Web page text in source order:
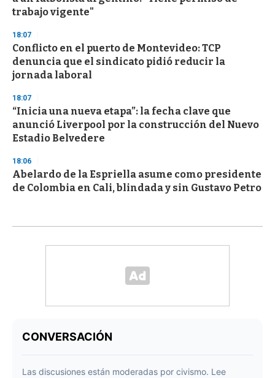
trabajo vigente"
18:07
Conflicto en el puerto de Montevideo: TCP
denuncia que el sindicato pidió reducir la
jornada laboral
18:07
“Inicia una nueva etapa”: la fecha clave que
anunció Liverpool por la construcción del Nuevo
Estadio Belvedere
18:06
Abelardo de la Espriella asume como presidente
de Colombia en Cali, blindada y sin Gustavo Petro